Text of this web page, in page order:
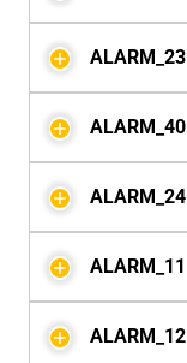
ALARM_23
ALARM_40
ALARM_24
ALARM_11
ALARM_12